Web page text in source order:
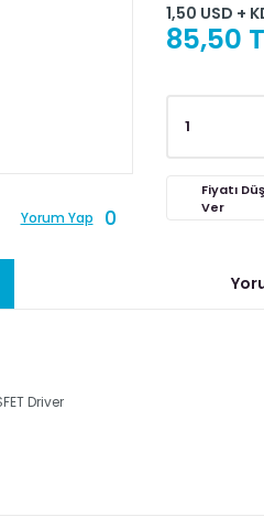
Yorum Yap 0
1,50 USD +
85,50
Fiyatı
Ver
Driver